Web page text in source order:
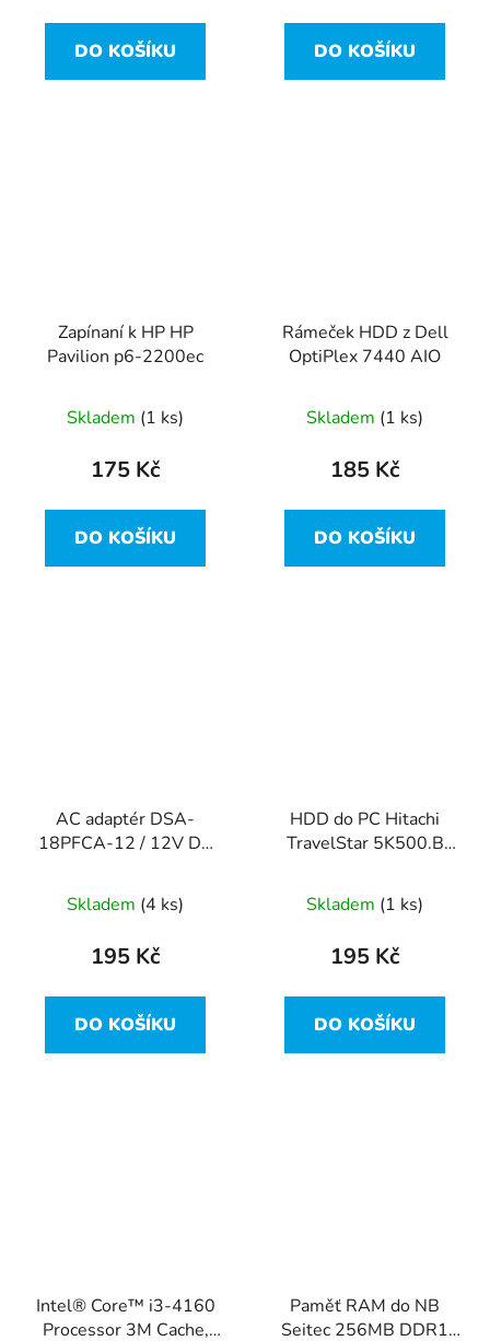
DO KOŠÍKU DO KOŠÍKU
Zapínaní k HP HP
Pavilion p6-2200ec
Skladem (1 ks)
175 Kč
DO KOŠÍKU
Rámeček HDD z Dell
OptiPlex 7440 AIO
Skladem (1 ks)
185 Kč
DO KOŠÍKU
AC adaptér DSA-
18PFCA-12 / 12V DC
2,5mm
Skladem (4 ks)
195 Kč
DO KOŠÍKU
HDD do PC Hitachi
TravelStar 5K500.B
8MB, SATAII
Skladem (1 ks)
195 Kč
DO KOŠÍKU
Intel® Core™ i3-4160
Processor 3M Cache,
Paměť RAM do NB
Seitec 256MB DDR1